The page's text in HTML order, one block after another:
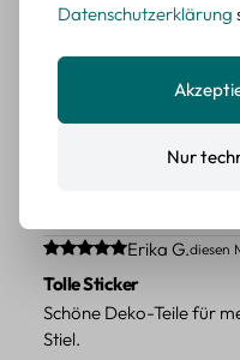
Schöne Motive
verschiedene
Durchschnittliche
Erika G.diesen
Tolle Sticker
Schöne Deko-Teile für
Stiel.
Datenschutzerklärung
Nur